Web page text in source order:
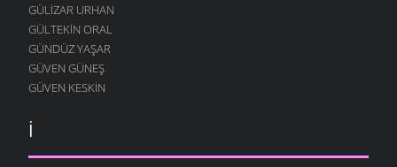
GÜLIZAR URHAN
GÜLTEKIN ORAL
GÜNDÜZ YAŞAR
GÜVEN GÜNEŞ
GÜVEN KESKIN
İ